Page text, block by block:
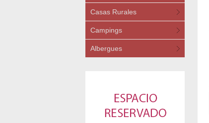
Casas Rurales
Campings
Albergues